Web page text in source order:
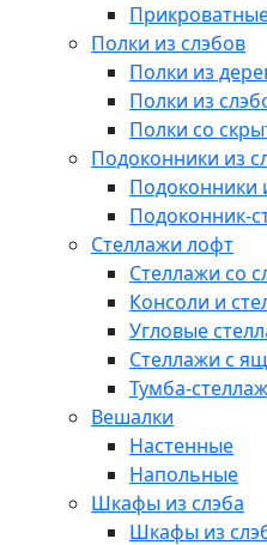
Полки из слэбов
Полки из
Полки из
Полки со
Подоконники из
Подоконники
Подоконник-
Стеллажи лофт
Стеллажи со
Консоли и
Угловые
Стеллажи с
Тумба-стеллаж
Вешалки
Настенные
Напольные
Шкафы из слэба
Шкафы из